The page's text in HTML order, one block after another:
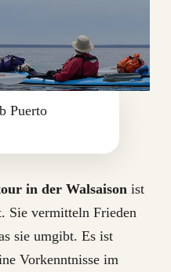
Puerto
in der Walsaisonist
Sie vermitteln Frieden
sie umgibt. Es ist
Vorkenntnisse im